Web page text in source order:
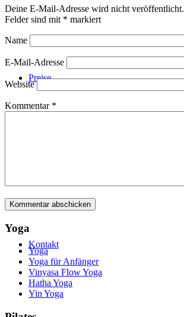
Preise
Kontakt
Deine E-Mail-Adresse wird nicht veröffentlicht.
Felder sind mit * markiert
Name
E-Mail-Adresse
Website
Kommentar *
Yoga
Yoga
Yoga für Anfänger
Vinyasa Flow Yoga
Hatha Yoga
Yin Yoga